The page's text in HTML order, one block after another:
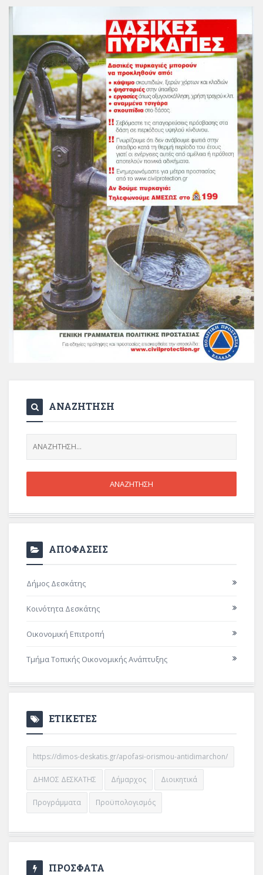
ΑΝΑΖΗΤΗΣΗ
ΑΠΟΦΑΣΕΙΣ
Δήμος Δεσκάτης
Κοινότητα Δεσκάτης
Οικονομική Επιτροπή
Τμήμα Τοπικής Οικονομικής Ανάπτυξης
ΕΤΙΚΕΤΕΣ
https://dimos-deskatis.gr/apofasi-orismou-antidimarchon/
ΔΗΜΟΣ ΔΕΣΚΑΤΗΣ Δήμαρχος Διοικητικά
Προγράμματα Προϋπολογισμός
ΠΡΟΣΦΑΤΑ